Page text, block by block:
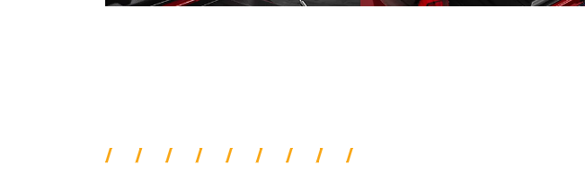
CONHEÇA A TITANO POR